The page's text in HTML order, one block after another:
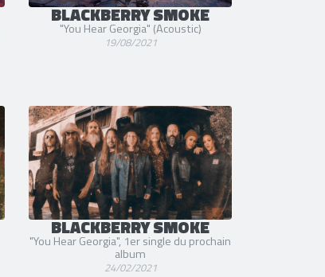
BLACKBERRY SMOKE
"You Hear Georgia" (Acoustic)
19/08/2021
BLACKBERRY SMOKE
"You Hear Georgia", 1er single du prochain
album
24/02/2021